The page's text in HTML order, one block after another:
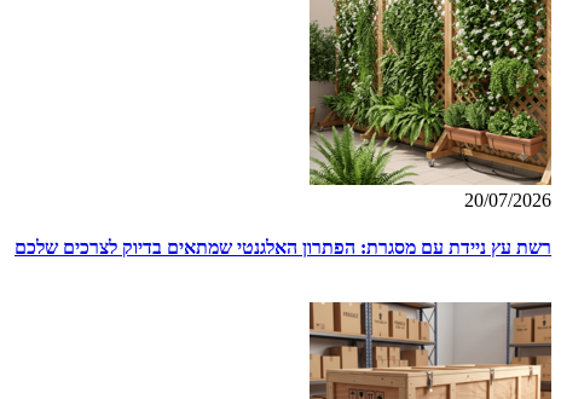
20/07/2026
רשת עץ ניידת עם מסגרת: הפתרון האלגנטי שמתאים בדיוק לצרכים שלכם